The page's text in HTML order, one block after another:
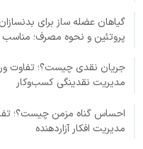
گیاهان عضله ساز برای
پروتئین و نحوه مصرف؛
جریان نقدی چیست؟؛ تفاوت
مدیریت نقدینگی کسب‌وکار
احساس گناه مزمن چیست؟؛
مدیریت افکار آزاردهنده